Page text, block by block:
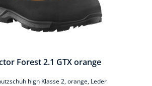
Forest 2.1 GTX orange
high Klasse 2, orange, Leder